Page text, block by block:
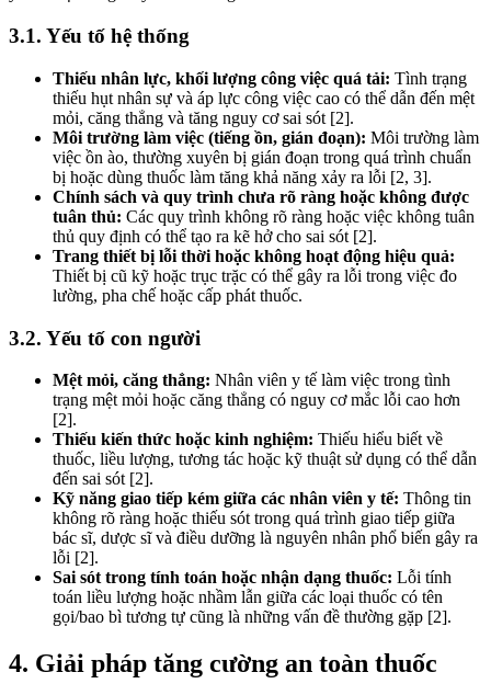
3.1. Yếu tố hệ thống
Thiếu nhân lực, khối lượng công việc quá tải: Tình trạng
thiếu hụt nhân sự và áp lực công việc cao có thể dẫn đến mệt
mỏi, căng thẳng và tăng nguy cơ sai sót [2].
Môi trường làm việc (tiếng ồn, gián đoạn): Môi trường làm
việc ồn ào, thường xuyên bị gián đoạn trong quá trình chuẩn
bị hoặc dùng thuốc làm tăng khả năng xảy ra lỗi [2, 3].
Chính sách và quy trình chưa rõ ràng hoặc không được
tuân thủ: Các quy trình không rõ ràng hoặc việc không tuân
thủ quy định có thể tạo ra kẽ hở cho sai sót [2].
Trang thiết bị lỗi thời hoặc không hoạt động hiệu quả:
Thiết bị cũ kỹ hoặc trục trặc có thể gây ra lỗi trong việc đo
lường, pha chế hoặc cấp phát thuốc.
3.2. Yếu tố con người
Mệt mỏi, căng thẳng: Nhân viên y tế làm việc trong tình
trạng mệt mỏi hoặc căng thẳng có nguy cơ mắc lỗi cao hơn
[2].
Thiếu kiến thức hoặc kinh nghiệm: Thiếu hiểu biết về
thuốc, liều lượng, tương tác hoặc kỹ thuật sử dụng có thể dẫn
đến sai sót [2].
Kỹ năng giao tiếp kém giữa các nhân viên y tế: Thông tin
không rõ ràng hoặc thiếu sót trong quá trình giao tiếp giữa
bác sĩ, dược sĩ và điều dưỡng là nguyên nhân phổ biến gây ra
lỗi [2].
Sai sót trong tính toán hoặc nhận dạng thuốc: Lỗi tính
toán liều lượng hoặc nhầm lẫn giữa các loại thuốc có tên
gọi/bao bì tương tự cũng là những vấn đề thường gặp [2].
4. Giải pháp tăng cường an toàn thuốc